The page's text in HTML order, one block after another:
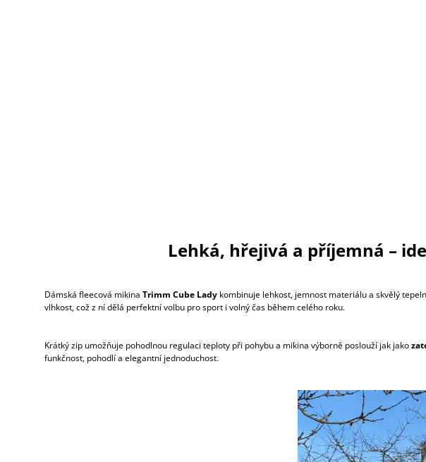
Lehká, hřejivá a příjemná –
Dámská fleecová mikina Trimm Cube Lady kombinuje lehkost, jemnost materiálu a skvělý
vlhkost, což z ní dělá perfektní volbu pro sport i volný čas během celého roku.
Krátký zip umožňuje pohodlnou regulaci teploty při pohybu a mikina výborně poslouží jak jako
funkčnost, pohodlí a elegantní jednoduchost.